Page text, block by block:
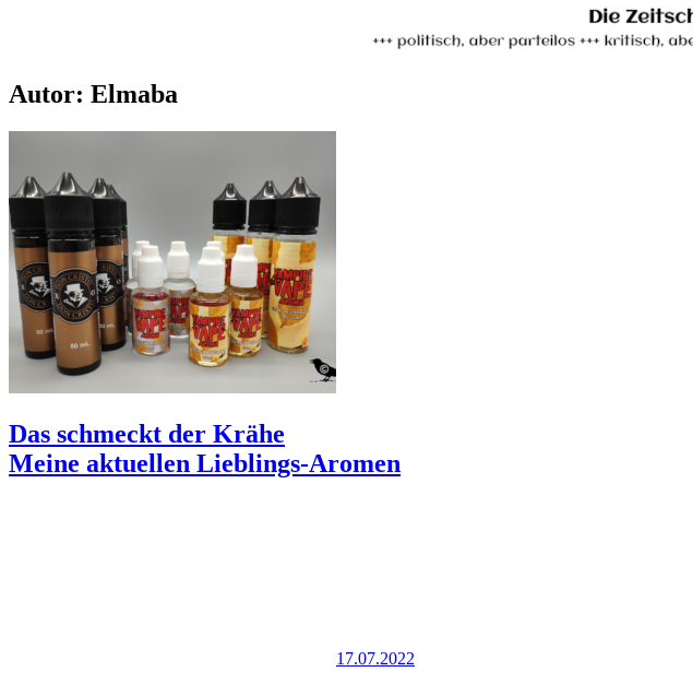
Autor: Elmaba
Das schmeckt der Krähe
Meine aktuellen Lieblings-Aromen
17.07.2022